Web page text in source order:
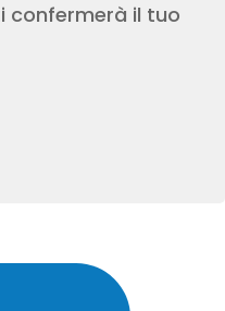
confermerà il tuo